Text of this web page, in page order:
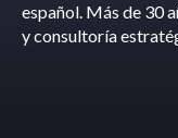
español. Más de 30
y consultoría